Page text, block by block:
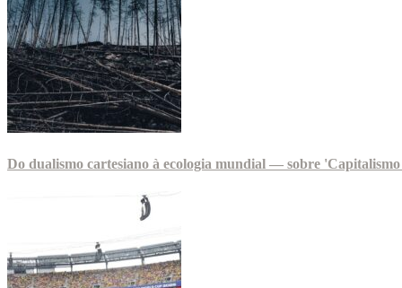
Do dualismo cartesiano à ecologia mundial — sobre